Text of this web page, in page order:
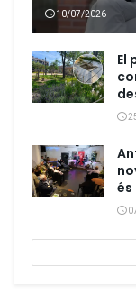
10/07/2026
El